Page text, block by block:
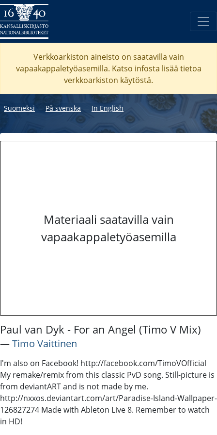
Verkkoarkiston aineisto on saatavilla vain
vapaakappaletyöasemilla. Katso infosta lisää tietoa
verkkoarkiston käytöstä.
Suomeksi ― På svenska ― In English
Materiaali saatavilla vain
vapaakappaletyöasemilla
Paul van Dyk - For an Angel (Timo V Mix)
―Timo Vaittinen
I'm also on Facebook! http://facebook.com/TimoVOfficial
My remake/remix from this classic PvD song. Still-picture is
from deviantART and is not made by me.
http://nxxos.deviantart.com/art/Paradise-Island-Wallpaper-
126827274 Made with Ableton Live 8. Remember to watch
in HD!